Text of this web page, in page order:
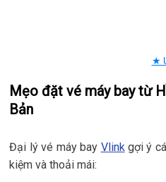
★
Mẹo đặt vé máy bay từ
Bản
Đại lý vé máy bay Vlinkgợi ý
kiệm và thoải mái: